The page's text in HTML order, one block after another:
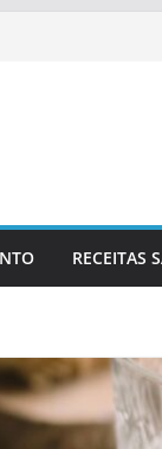
RECEITAS